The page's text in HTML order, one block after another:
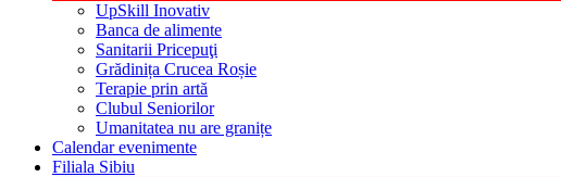
UpSkill Inovativ
Banca de alimente
Sanitarii Pricepuţi
Grădinița Crucea Roșie
Terapie prin artă
Clubul Seniorilor
Umanitatea nu are granițe
Calendar evenimente
Filiala Sibiu